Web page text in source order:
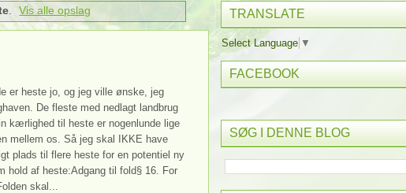
. Vis alle opslag
er heste jo, og jeg ville ønske, jeg
De fleste med nedlagt landbrug
kærlighed til heste er nogenlunde lige
mellem os. Så jeg skal IKKE have
plads til flere heste for en potentiel ny
hold af heste:Adgang til fold§ 16. For
skal...
TRANSLATE
Select Language ▼
FACEBOOK
SØG I DENNE BLOG